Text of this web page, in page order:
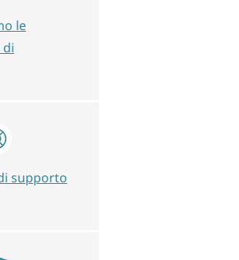
le
supporto